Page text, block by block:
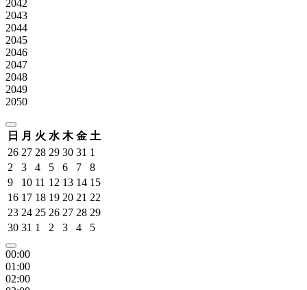
2042
2043
2044
2045
2046
2047
2048
2049
2050
日 月 火 水 木 金 土
26 27 28 29 30 31 1
2
3 4 5 6 7
8
9
10 11 12 13 14 15
16 17 18 19 20 21 22
23 24 25 26 27 28 29
30 31 1 2 3 4 5
00:00
01:00
02:00